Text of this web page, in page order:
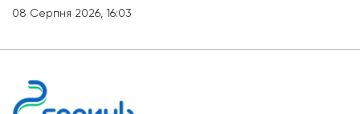
08 Серпня 2026, 16:03